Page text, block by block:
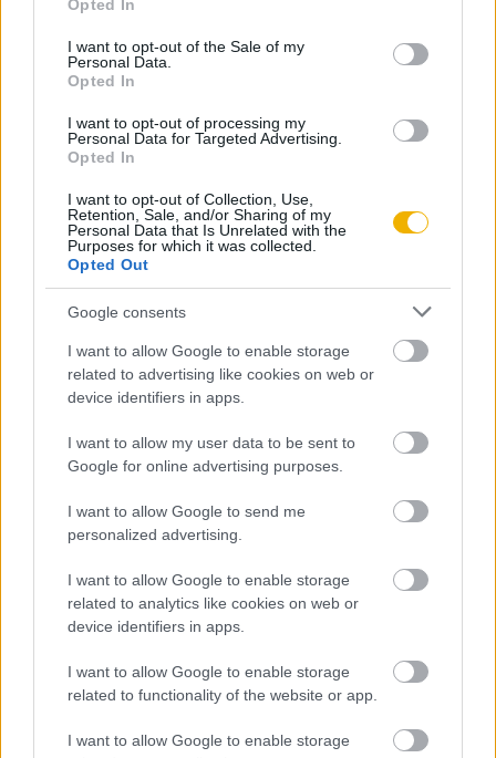
use your data for below specified purposes in below Google
consent section.
Opted In
I want to opt-out of the Sale of my
Personal Data.
Opted In
I want to opt-out of processing my
Personal Data for Targeted Advertising.
Opted In
I want to opt-out of Collection, Use,
Retention, Sale, and/or Sharing of my
Personal Data that Is Unrelated with the
Purposes for which it was collected.
Opted Out
Google consents
I want to allow Google to enable storage
related to advertising like cookies on web or
device identifiers in apps.
I want to allow my user data to be sent to
Google for online advertising purposes.
I want to allow Google to send me
personalized advertising.
I want to allow Google to enable storage
related to analytics like cookies on web or
device identifiers in apps.
I want to allow Google to enable storage
related to functionality of the website or app.
I want to allow Google to enable storage
Szerző
Göncz Árpád
Ismerje meg
Tananyag
Magyar történelem
A rendszerváltozás eseményei
A rendszerváltozás eseményei (kiegészítő
irodalom)